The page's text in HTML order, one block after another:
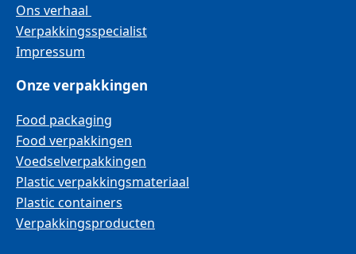
Ons verhaal
Verpakkingsspecialist
Impressum
Onze verpakkingen
Food packaging
Food verpakkingen
Voedselverpakkingen
Plastic verpakkingsmateriaal
Plastic containers
Verpakkingsproducten